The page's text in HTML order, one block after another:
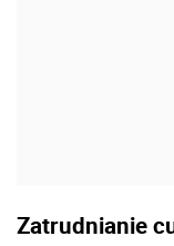
Zatrudnianie